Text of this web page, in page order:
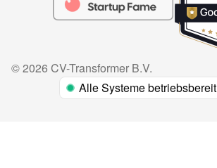
©2026 CV-Transformer B.V.
Alle Systeme betriebsbereit